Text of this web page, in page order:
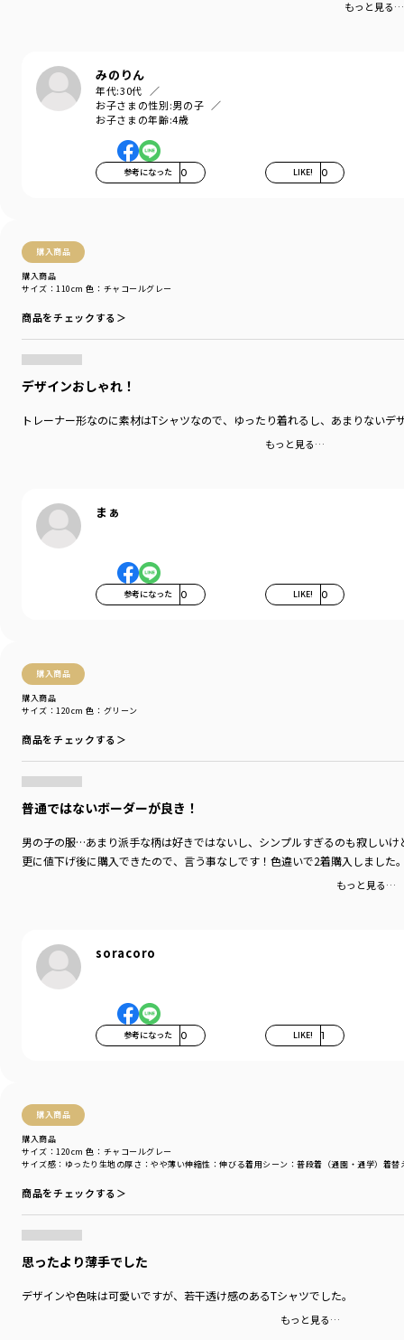
もっと見る…
みのりん
年代:30代
お子さまの性別:男の子
お子さまの年齢:4歳
参考になった 0 LIKE! 0
購入商品
購入商品
サイズ：110cm 色：チャコールグレー
商品をチェックする＞
デザインおしゃれ！
トレーナー形なのに素材はTシャツなので、ゆったり着れるし、あまりないデ
もっと見る…
まぁ
参考になった 0 LIKE! 0
購入商品
購入商品
サイズ：120cm 色：グリーン
商品をチェックする＞
普通ではないボーダーが良き！
男の子の服…あまり派手な柄は好きではないし、シンプルすぎるのも寂しい
更に値下げ後に購入できたので、言う事なしです！色違いで2着購入しました
もっと見る…
soracoro
参考になった 0 LIKE! 1
購入商品
購入商品
サイズ感 ：ゆったり 生地の厚さ ：やや薄い伸縮性 ：伸びる着用シーン ：普段着（通園・通学） 着替
サイズ：120cm 色：チャコールグレー
商品をチェックする＞
思ったより薄手でした
デザインや色味は可愛いですが、若干透け感のあるTシャツでした。
もっと見る…
『Be oneself. More freely.』
自分らしく。もっと自由に。
服好き仲間が1人でも増えますように。
aBity select
アウトレット
／トップス>長袖Tシャツ・7分袖Tシャツ
商品番号